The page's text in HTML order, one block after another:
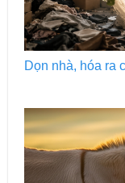
Dọn nhà, hóa ra